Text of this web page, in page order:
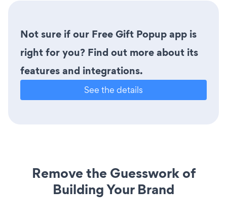
Not sure if our Free Gift Popup app is
right for you? Find out more about its
features and integrations.
See the details
Remove the Guesswork of
Building Your Brand